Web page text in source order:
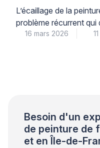
L’écaillage de la
problème récurrent
propriétaires. Ce
16 mars 2026
Besoin d'un
de peinture de
et en Île-de-